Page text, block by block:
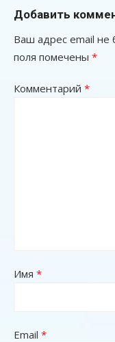
Добавить
Ваш адрес email не
поля помечены *
Комментарий *
Имя *
Email *